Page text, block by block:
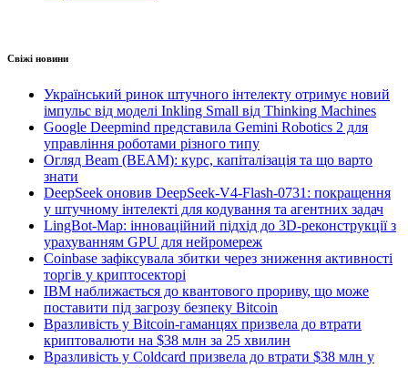
Свіжі новини
Український ринок штучного інтелекту отримує новий
імпульс від моделі Inkling Small від Thinking Machines
Google Deepmind представила Gemini Robotics 2 для
управління роботами різного типу
Огляд Beam (BEAM): курс, капіталізація та що варто
знати
DeepSeek оновив DeepSeek-V4-Flash-0731: покращення
у штучному інтелекті для кодування та агентних задач
LingBot-Map: інноваційний підхід до 3D-реконструкції з
урахуванням GPU для нейромереж
Coinbase зафіксувала збитки через зниження активності
торгів у криптосекторі
IBM наближається до квантового прориву, що може
поставити під загрозу безпеку Bitcoin
Вразливість у Bitcoin-гаманцях призвела до втрати
криптовалюти на $38 млн за 25 хвилин
Вразливість у Coldcard призвела до втрати $38 млн у